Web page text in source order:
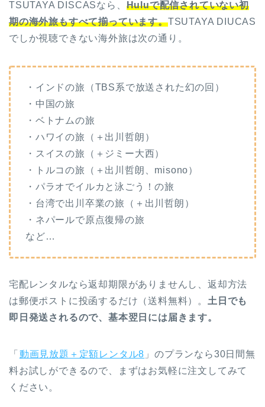
TSUTAYA DISCASなら、 Huluで配信されていない初
期の海外旅もすべて揃っています。TSUTAYA DIUCAS
でしか視聴できない海外旅は次の通り。
・インドの旅（TBS系で放送された幻の回）
・中国の旅
・ベトナムの旅
・ハワイの旅（＋出川哲朗）
・スイスの旅（＋ジミー大西）
・トルコの旅（＋出川哲朗、misono）
・パラオでイルカと泳ごう！の旅
・台湾で出川卒業の旅（＋出川哲朗）
・ネパールで原点復帰の旅
など…
宅配レンタルなら返却期限がありませんし、返却方法
は郵便ポストに投函するだけ（送料無料）。 土日でも
即日発送されるので、基本翌日には届きます。
「 動画見放題＋定額レンタル8 」のプランなら30日間無
料お試しができるので、まずはお気軽に注文してみて
ください。